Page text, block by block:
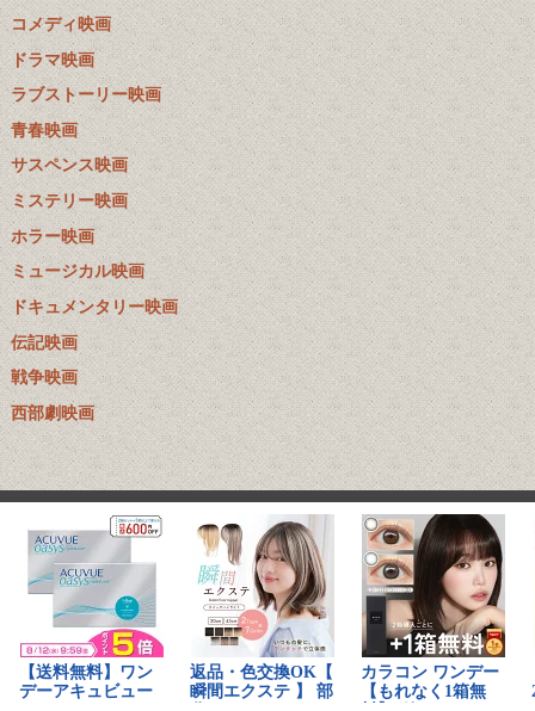
コメディ映画
ドラマ映画
ラブストーリー映画
青春映画
サスペンス映画
ミステリー映画
ホラー映画
ミュージカル映画
ドキュメンタリー映画
伝記映画
戦争映画
西部劇映画